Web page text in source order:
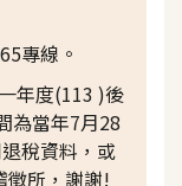
專線。
年度(113 )後
為當年7月28
稅資料，或
徵所，謝謝!